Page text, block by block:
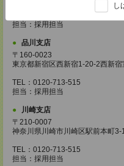
し
〒400-0031 山梨県甲府市丸の
担当：採用担当
品川支店
〒160-0023
東京都新宿区西新宿1-20-2西新
TEL：0120-713-515
担当：採用担当
川崎支店
〒210-0007
神奈川県川崎市川崎区駅前本町
TEL：0120-713-515
担当：採用担当